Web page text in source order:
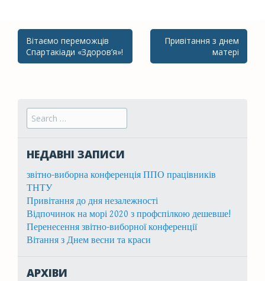
Post navigation
Вітаємо переможців
Спартакіади «Здоров’я»!
Привітання з днем
матері
Search for:
НЕДАВНІ ЗАПИСИ
звітно-виборна конференція ППО працівників
ТНТУ
Привітання до дня незалежності
Відпочинок на морі 2020 з профспілкою дешевше!
Перенесення звітно-виборної конференції
Вітання з Днем весни та краси
АРХІВИ